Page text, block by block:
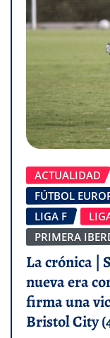
ACTUALIDAD
FÚTBOL
LIGA F
PRIMERA
La crónica |
nueva era
firma una
Bristol City